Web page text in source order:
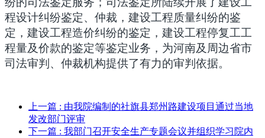
程设计纠纷鉴定、仲裁，建设工程质量纠纷的鉴
定，建设工程造价纠纷的鉴定，建设工程停复工工
程量及价款的鉴定等鉴定业务，为河南及周边省市
司法审判、仲裁机构提供了有力的审判依据。
上一篇 : 由我院编制的社旗县郑州路建设项目通过当地
发改部门评审
下一篇 : 我部门召开安全生产专题会议并组织学习院内